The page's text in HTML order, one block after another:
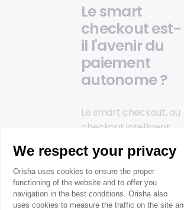
Le smart
checkout est-
il l'avenir du
paiement
autonome ?
Le smart checkout, ou
checkout intelligent,
technologies
numériques pour
identifier les produits
choisis, calculer le